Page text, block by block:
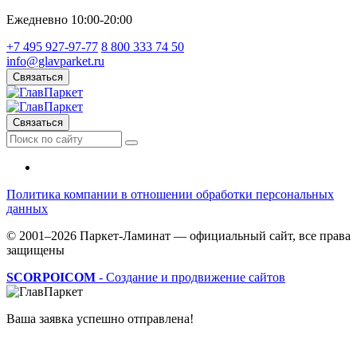
Ежедневно 10:00-20:00
+7 495 927-97-77 8 800 333 74 50
info@glavparket.ru
Связаться
Связаться
Политика компании в отношении обработки персональных
данных
© 2001–2026 Паркет-Ламинат — официальный сайт, все права
защищены
SCORPOICOM - Создание и продвижение сайтов
Ваша заявка успешно отправлена!